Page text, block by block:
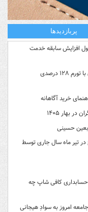
پربازدیدها
افزایش سابقه خدمت
فریبِ «کاهش شتاب تورم» را نخورید؛ سفره کارگران با تورم ۱۲۸ درصدی
خرید آگاهانه
حسینی
ازدواج در تیر ماه سال جاری توسط
حسابداری کافی شاپ چه
امروز به سوادِ هیجانی